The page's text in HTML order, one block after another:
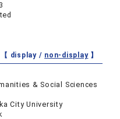
【 display / non-display】
& Social Sciences
City University